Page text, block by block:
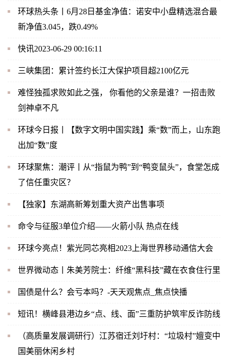
环球热头条丨6月28日基金净值：诺安中小盘精选混合最
新净值3.045，跌0.49%
快讯2023-06-29 00:16:11
三峡集团：累计签约长江大保护项目超2100亿元
难怪独孤求败如此之强， 你看他的父亲是谁？一招击败
剑神卓不凡
环球今日报丨【数字文明中国实践】乘“数”而上，山东跑
出加“数”度
环球聚焦：潮评丨从“指鼠为鸭”到“鸭变鼠头”，食堂怎成
了信任重灾区？
【独家】东湖高新筹划重大资产出售事项
命令与征服3单位介绍——火箭小队 热点在线
环球今亮点！紫光同芯亮相2023上海世界移动通信大会
世界微动态丨朱美芳院士：纤维“黑科技”藏在衣食住行里
国债是什么？会亏本吗？-天天观焦点_焦点快播
短讯！横峰县港边乡“点、线、面”三重防护筑牢反诈防线
（高质量发展调研行）江苏宿迁刘圩村：“垃圾村”嬗变中
国美丽休闲乡村